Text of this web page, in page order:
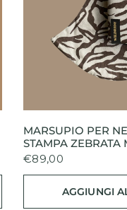
MARSUPIO PER
STAMPA ZEBRATA
€89,00
AGGIUNGI